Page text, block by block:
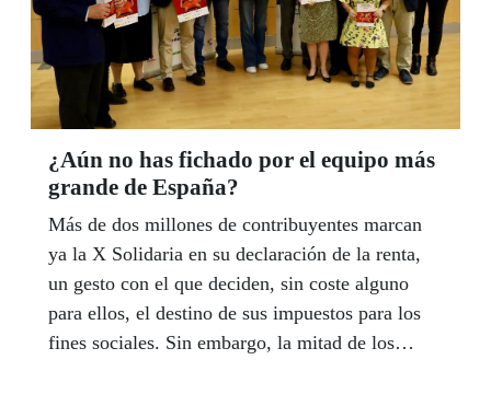
Y mucho. | LUIS GRESA
¿Aún no has fichado por el equipo más
grande de España?
Más de dos millones de contribuyentes marcan
ya la X Solidaria en su declaración de la renta,
un gesto con el que deciden, sin coste alguno
para ellos, el destino de sus impuestos para los
fines sociales. Sin embargo, la mitad de los